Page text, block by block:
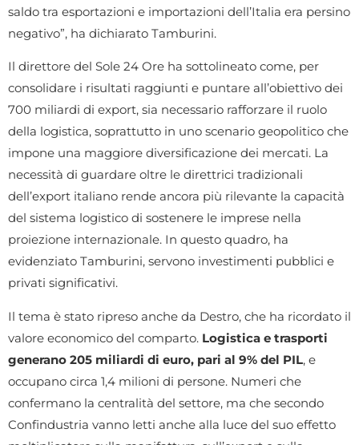
saldo tra esportazioni e importazioni dell’Italia era persino
negativo”, ha dichiarato Tamburini.
Il direttore del Sole 24 Ore ha sottolineato come, per
consolidare i risultati raggiunti e puntare all’obiettivo dei
700 miliardi di export, sia necessario rafforzare il ruolo
della logistica, soprattutto in uno scenario geopolitico che
impone una maggiore diversificazione dei mercati. La
necessità di guardare oltre le direttrici tradizionali
dell’export italiano rende ancora più rilevante la capacità
del sistema logistico di sostenere le imprese nella
proiezione internazionale. In questo quadro, ha
evidenziato Tamburini, servono investimenti pubblici e
privati significativi.
Il tema è stato ripreso anche da Destro, che ha ricordato il
valore economico del comparto. Logistica e trasporti
generano 205 miliardi di euro, pari al 9% del PIL, e
occupano circa 1,4 milioni di persone. Numeri che
confermano la centralità del settore, ma che secondo
Confindustria vanno letti anche alla luce del suo effetto